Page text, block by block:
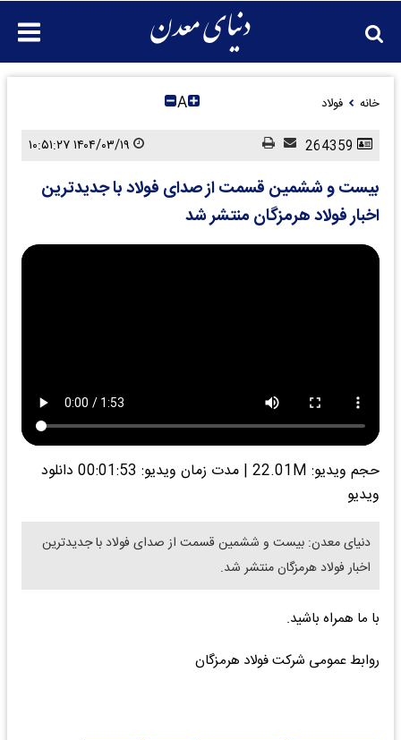
خانه فولاد A
بیست و ششمین قسمت از صدای فولاد با جدیدترین
اخبار فولاد هرمزگان منتشر شد
حجم ویدیو: 22.01M | مدت زمان ویدیو: 00:01:53
دانلود
ویدیو
دنیای معدن: بیست و ششمین قسمت از صدای فولاد با جدیدترین
اخبار فولاد هرمزگان منتشر شد.
با ما همراه باشید.
روابط عمومی شرکت فولاد هرمزگان